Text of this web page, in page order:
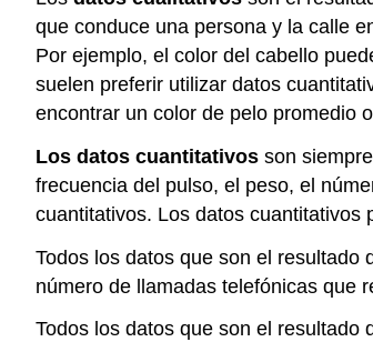
que conduce una persona y la calle
Por ejemplo, el color del cabello
suelen preferir utilizar datos
encontrar un color de pelo promedio
Los datos cuantitativos son
frecuencia del pulso, el peso, el
cuantitativos. Los datos cuantitativos
Todos los datos que son el resultado
número de llamadas telefónicas que
Todos los datos que son el resultado